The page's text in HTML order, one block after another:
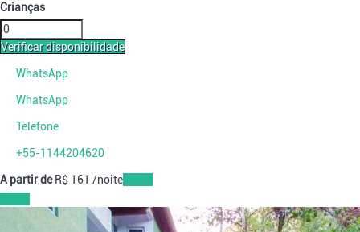
Crianças
Verificar disponibilidade
WhatsApp
WhatsApp
Telefone
+55-1144204620
A partir deR$ 161 /noite